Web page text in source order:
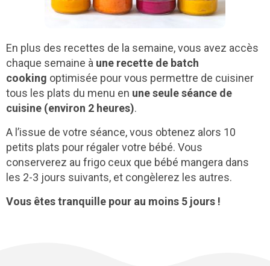
En plus des recettes de la semaine, vous avez accès
chaque semaine à une recette de batch
cooking optimisée pour vous permettre de cuisiner
tous les plats du menu en une seule séance de
cuisine (environ 2 heures).
A l’issue de votre séance, vous obtenez alors 10
petits plats pour régaler votre bébé. Vous
conserverez au frigo ceux que bébé mangera dans
les 2-3 jours suivants, et congèlerez les autres.
Vous êtes tranquille pour au moins 5 jours !